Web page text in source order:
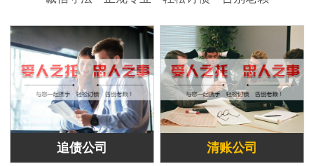
追债公司 清账公司